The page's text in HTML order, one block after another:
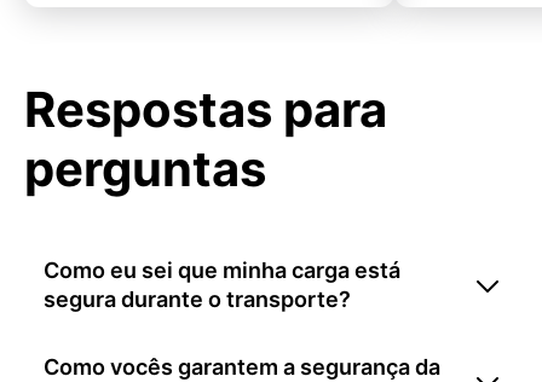
Respostas para
perguntas
Como eu sei que minha carga está
segura durante o transporte?
Como vocês garantem a segurança da